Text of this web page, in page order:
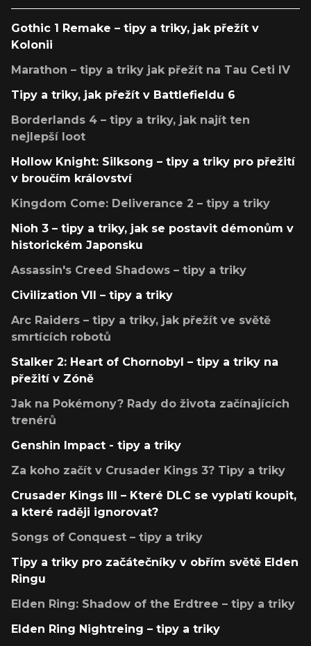
Gothic 1 Remake – tipy a triky, jak přežít v
Kolonii
Marathon – tipy a triky jak přežít na Tau Ceti IV
Tipy a triky, jak přežít v Battlefieldu 6
Borderlands 4 – tipy a triky, jak najít ten
nejlepší loot
Hollow Knight: Silksong – tipy a triky pro přežití
v broučím království
Kingdom Come: Deliverance 2 – tipy a triky
Nioh 3 – tipy a triky, jak se postavit démonům v
historickém Japonsku
Assassin's Creed Shadows – tipy a triky
Civilization VII – tipy a triky
Arc Raiders – tipy a triky, jak přežít ve světě
smrtících robotů
Stalker 2: Heart of Chornobyl – tipy a triky na
přežití v Zóně
Jak na Pokémony? Rady do života začínajících
trenérů
Genshin Impact - tipy a triky
Za koho začít v Crusader Kings 3? Tipy a triky
Crusader Kings III – Které DLC se vyplatí koupit,
a které raději ignorovat?
Songs of Conquest – tipy a triky
Tipy a triky pro začátečníky v obřím světě Elden
Ringu
Elden Ring: Shadow of the Erdtree – tipy a triky
Elden Ring Nightreing – tipy a triky